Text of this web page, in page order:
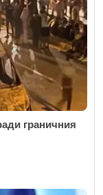
граничния